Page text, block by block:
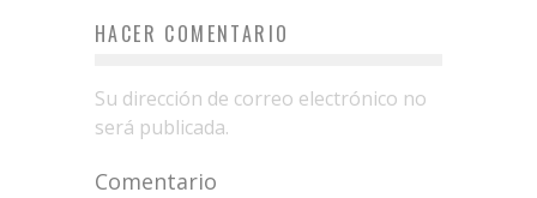
HACER COMENTARIO
Su dirección de correo electrónico no
será publicada.
Comentario